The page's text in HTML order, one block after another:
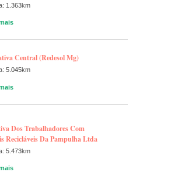
1.363km
Central (Redesol Mg)
5.045km
Dos Trabalhadores Com
Recicláveis Da Pampulha Ltda
5.473km